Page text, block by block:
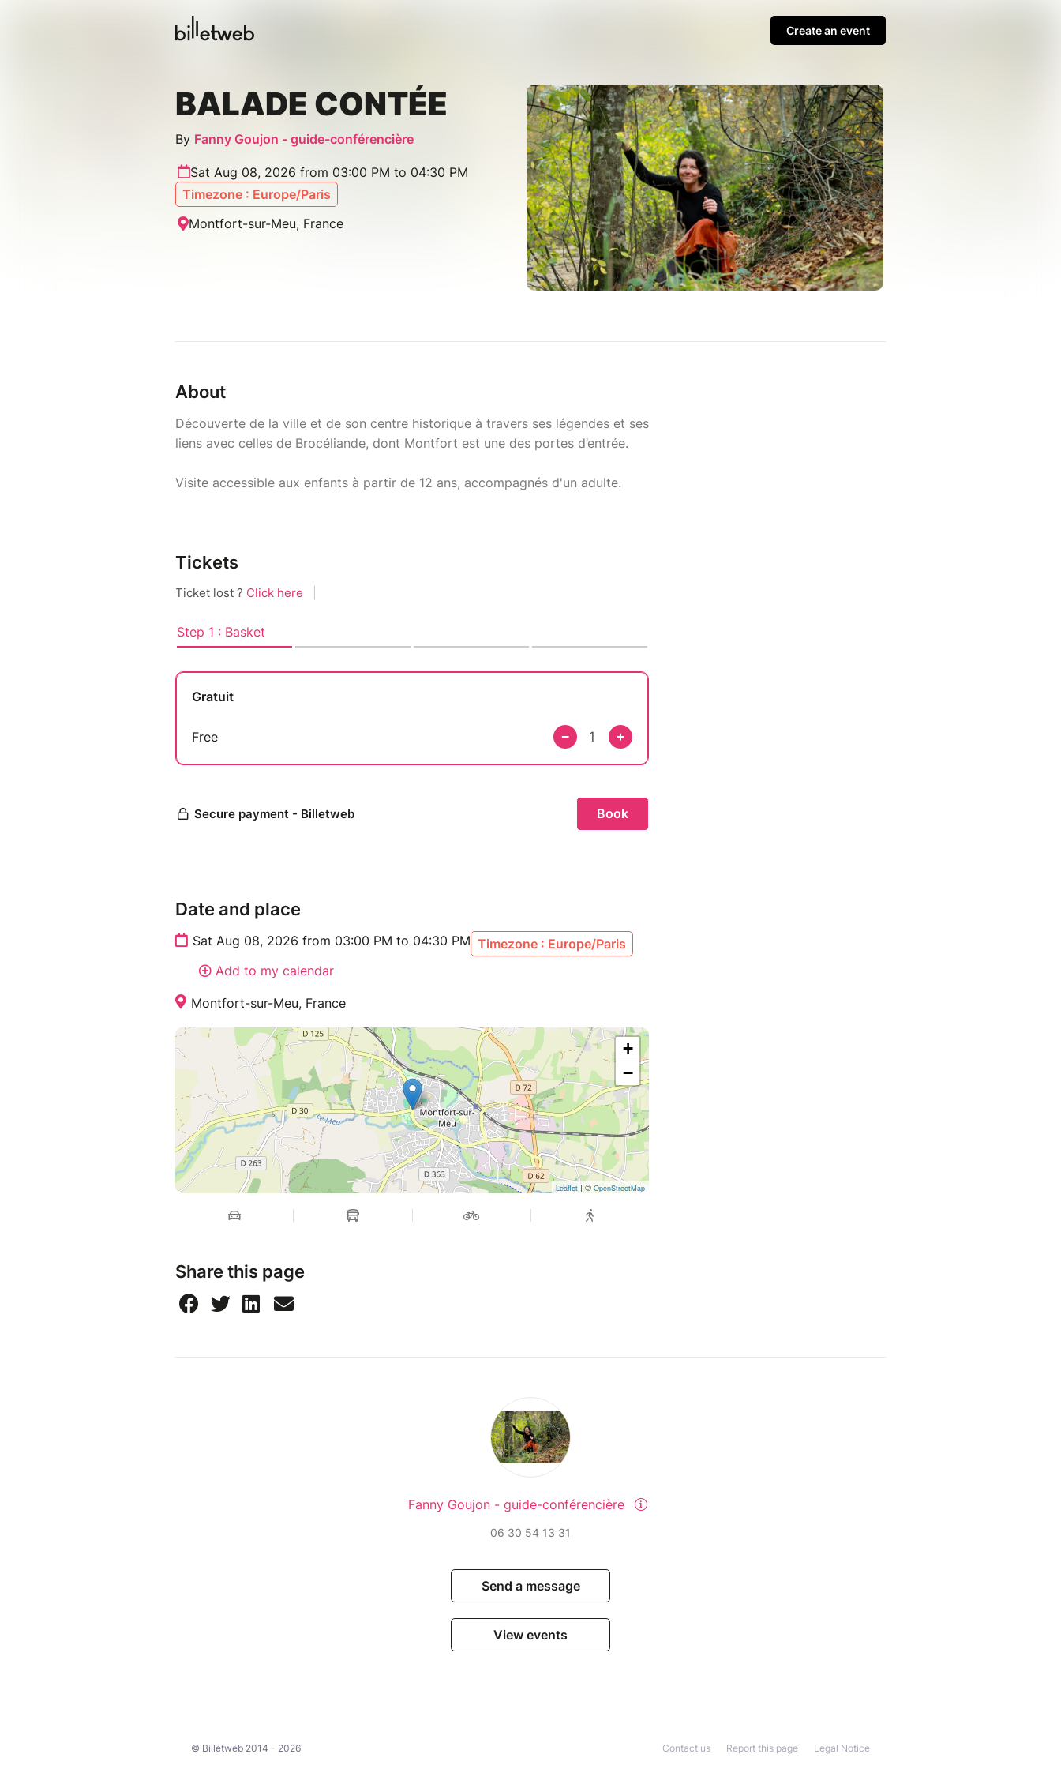
Create an event
BALADE CONTÉE
By Fanny Goujon - guide-conférencière
Sat Aug 08, 2026 from 03:00 PM to 04:30 PM
Timezone : Europe/Paris
Montfort-sur-Meu, France
About
Découverte de la ville et de son centre historique à travers ses légendes et ses
liens avec celles de Brocéliande, dont Montfort est une des portes d’entrée.
Visite accessible aux enfants à partir de 12 ans, accompagnés d'un adulte.
Tickets
Date and place
Sat Aug 08, 2026 from 03:00 PM to 04:30 PM Timezone : Europe/Paris
Add to my calendar
Montfort-sur-Meu, France
+
−
Leaflet| © OpenStreetMap
Share this page
Fanny Goujon - guide-conférencière
06 30 54 13 31
Send a message
View events
© Billetweb 2014 - 2026 Legal Notice
Report this page
Contact us